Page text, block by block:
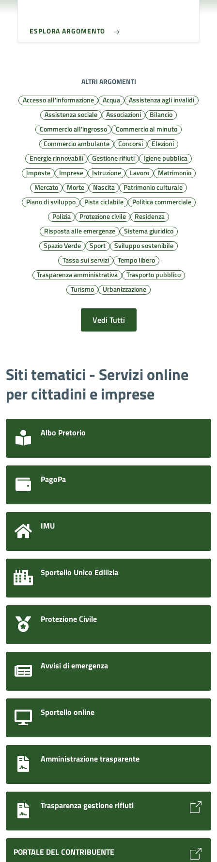
ESPLORA ARGOMENTO
ALTRI ARGOMENTI
Accesso all'informazione
Acqua
Assistenza agli invalidi
Assistenza sociale
Associazioni
Bilancio
Commercio all'ingrosso
Commercio al minuto
Commercio ambulante
Concorsi
Elezioni
Energie rinnovabili
Gestione rifiuti
Igiene pubblica
Imposte
Imprese Istruzione Lavoro
Matrimonio
Mercato
Morte Nascita
Patrimonio culturale
Piano di sviluppo
Pista ciclabile
Politica commerciale
Polizia
Protezione civile
Residenza
Risposta alle emergenze
Sistema giuridico
Spazio Verde
Sport
Sviluppo sostenibile
Tassa sui servizi
Tempo libero
Trasparenza amministrativa
Trasporto pubblico
Turismo
Urbanizzazione
Vedi Tutti
Siti tematici - Servizi online
per cittadini e imprese
Albo Pretorio
PagoPa
IMU
Sportello Unico Edilizia
Protezione Civile
Avvisi di emergenza
Sportello online
Amministrazione trasparente
Trasparenza gestione rifiuti
PORTALE DEL CONTRIBUENTE